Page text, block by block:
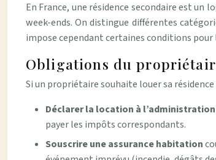
En France, une résidence secondaire est un
week-ends. On distingue différentes
impose cependant certaines conditions pour
Obligations du
Si un propriétaire souhaite louer sa
Déclarer la location à
payer les impôts correspondants.
Souscrire une assurance habitation